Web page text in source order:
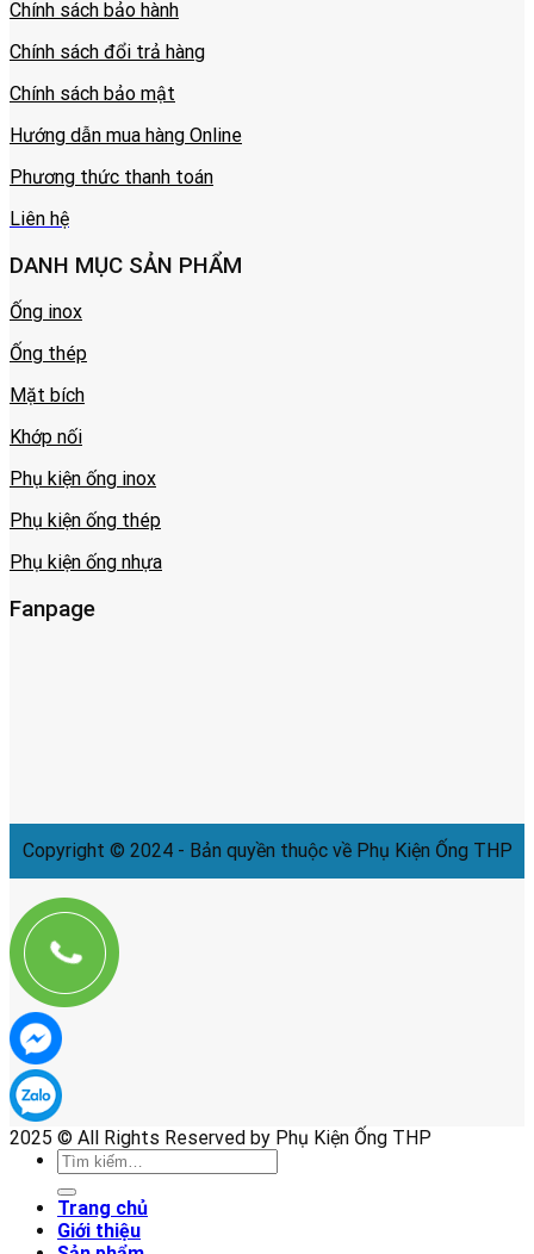
Chính sách bảo hành
Chính sách đổi trả hàng
Chính sách bảo mật
Hướng dẫn mua hàng Online
Phương thức thanh toán
Liên hệ
DANH MỤC SẢN PHẨM
Ống inox
Ống thép
Mặt bích
Khớp nối
Phụ kiện ống inox
Phụ kiện ống thép
Phụ kiện ống nhựa
Fanpage
Copyright © 2024 - Bản quyền thuộc về Phụ Kiện Ống THP
2025 © All Rights Reserved by Phụ Kiện Ống THP
Tìm
kiếm:
Trang chủ
Giới thiệu